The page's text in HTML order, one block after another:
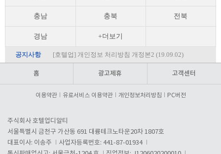
충남 충북 전북
경남 +더보기
공지사항 [호텔업] 개인정보 처리방침 개정본2 (19.09.02)
홈 광고제휴 고객센터
이용약관 유료서비스 이용약관 개인정보처리방침 PC버전
주식회사 호텔업디알티
서울특별시 금천구 가산동 691 대륭테크노타운20차 1807호
대표이사: 이송주
사업자등록번호: 441-87-01934